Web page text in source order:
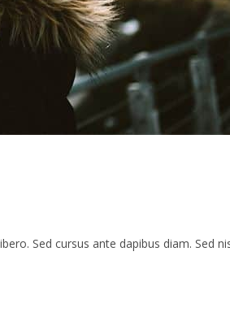
Sed cursus ante dapibus diam. Sed